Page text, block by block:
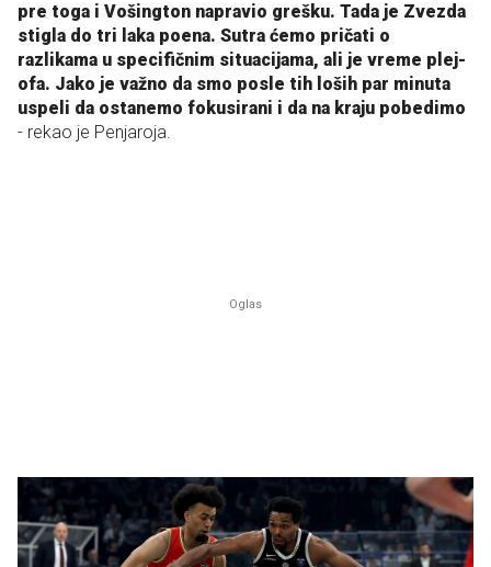
pre toga i Vošington napravio grešku. Tada je Zvezda
stigla do tri laka poena. Sutra ćemo pričati o
razlikama u specifičnim situacijama, ali je vreme plej-
ofa. Jako je važno da smo posle tih loših par minuta
uspeli da ostanemo fokusirani i da na kraju pobedimo
- rekao je Penjaroja.